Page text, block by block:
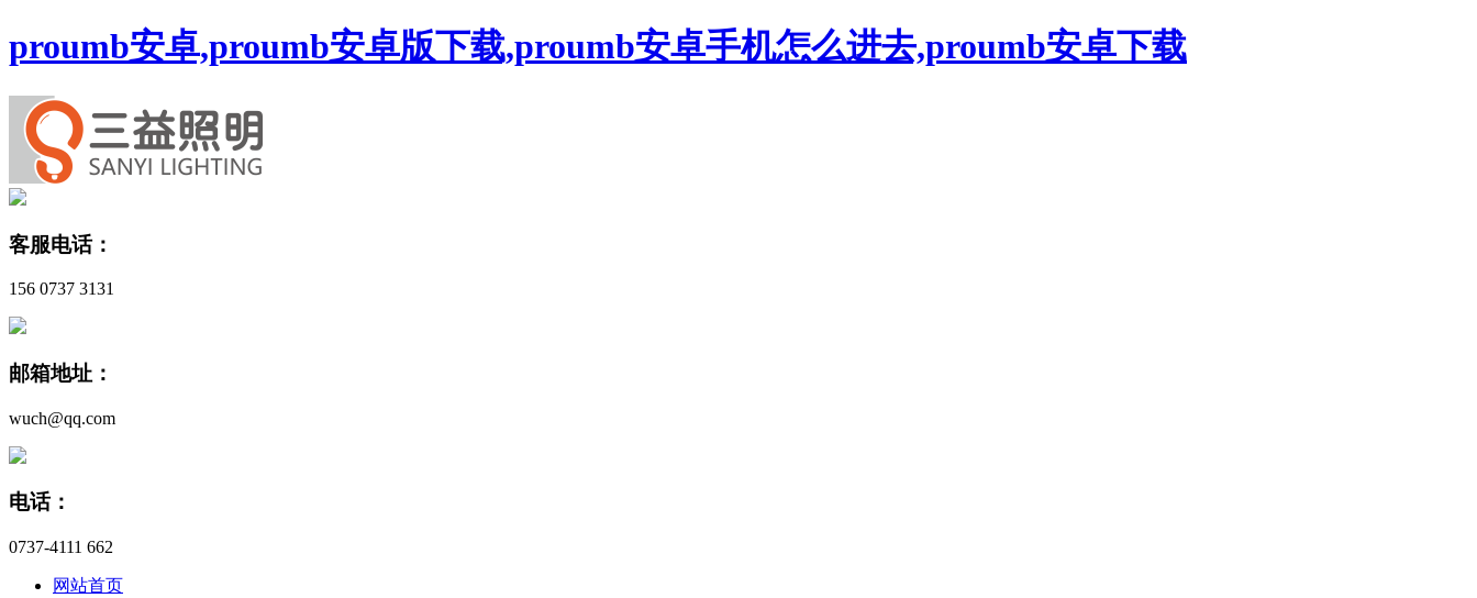
proumb安卓,proumb安卓版下载,proumb安卓手机怎么进去,proumb安卓下载
客服电话：
156 0737 3131
邮箱地址：
wuch@qq.com
电话：
0737-4111 662
网站首页